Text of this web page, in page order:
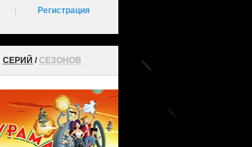
Регистрация
СЕРИЙ /СЕЗОНОВ